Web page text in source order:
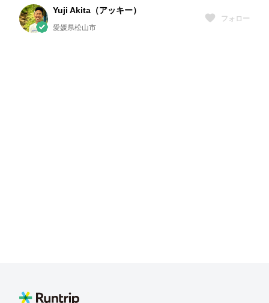
Yuji Akita（アッキー）
愛媛県松山市
フォロー